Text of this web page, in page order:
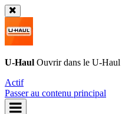
U-Haul Ouvrir dans le U-Haul
Actif
Passer au contenu principal